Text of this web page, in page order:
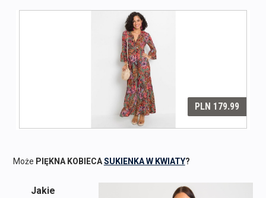
Może PIĘKNA KOBIECASUKIENKA W KWIATY?
Jakie